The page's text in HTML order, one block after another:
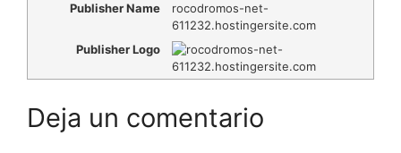
Publisher Name
rocodromos-net-
611232.hostingersite.com
Publisher Logo
Deja un comentario